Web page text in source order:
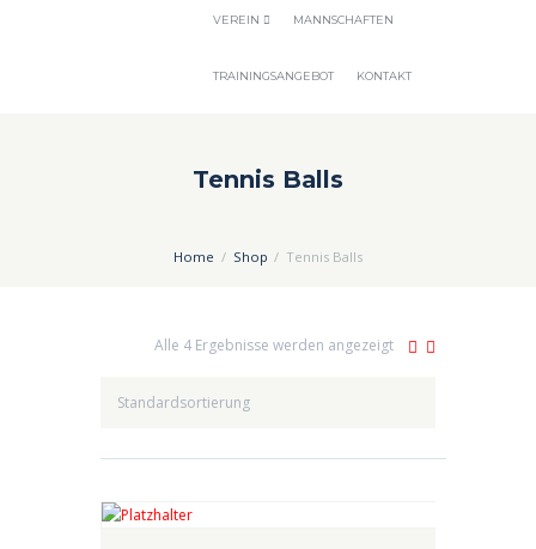
VEREIN MANNSCHAFTEN
TRAININGSANGEBOT KONTAKT
Tennis Balls
Home Shop Tennis Balls
Alle 4 Ergebnisse werden angezeigt